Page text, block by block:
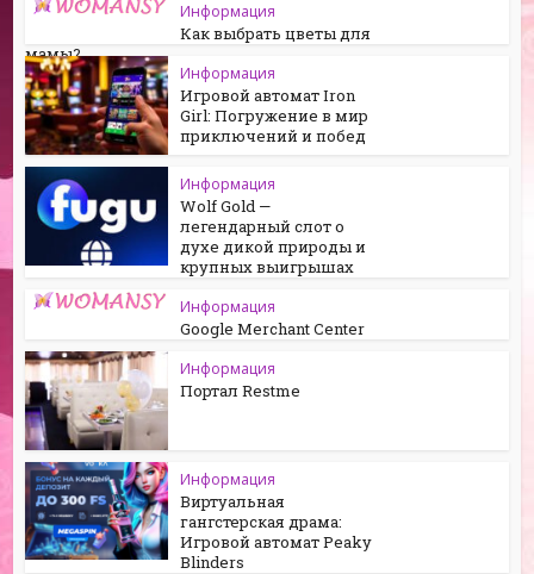
Информация
Как выбрать цветы для
мамы?
Информация
Игровой автомат Iron
Girl: Погружение в мир
приключений и побед
Информация
Wolf Gold —
легендарный слот о
духе дикой природы и
крупных выигрышах
Информация
Google Merchant Center
Информация
Портал Restme
Информация
Виртуальная
гангстерская драма:
Игровой автомат Peaky
Blinders